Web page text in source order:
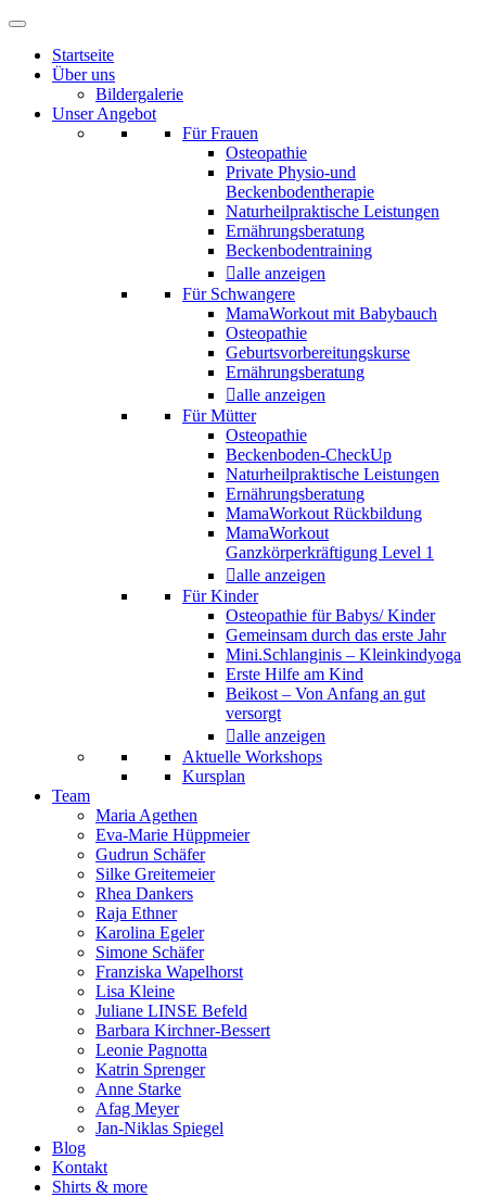
Startseite
Über uns
Bildergalerie
Unser Angebot
Für Frauen
Osteopathie
Private Physio-und
Beckenbodentherapie
Naturheilpraktische Leistungen
Ernährungsberatung
Beckenbodentraining
alle anzeigen
Für Schwangere
MamaWorkout mit Babybauch
Osteopathie
Geburtsvorbereitungskurse
Ernährungsberatung
alle anzeigen
Für Mütter
Osteopathie
Beckenboden-CheckUp
Naturheilpraktische Leistungen
Ernährungsberatung
MamaWorkout Rückbildung
MamaWorkout
Ganzkörperkräftigung Level 1
alle anzeigen
Für Kinder
Osteopathie für Babys/ Kinder
Gemeinsam durch das erste Jahr
Mini.Schlanginis – Kleinkindyoga
Erste Hilfe am Kind
Beikost – Von Anfang an gut
versorgt
alle anzeigen
Aktuelle Workshops
Kursplan
Team
Maria Agethen
Eva-Marie Hüppmeier
Gudrun Schäfer
Silke Greitemeier
Rhea Dankers
Raja Ethner
Karolina Egeler
Simone Schäfer
Franziska Wapelhorst
Lisa Kleine
Juliane LINSE Befeld
Barbara Kirchner-Bessert
Leonie Pagnotta
Katrin Sprenger
Anne Starke
Afag Meyer
Jan-Niklas Spiegel
Blog
Kontakt
Shirts & more